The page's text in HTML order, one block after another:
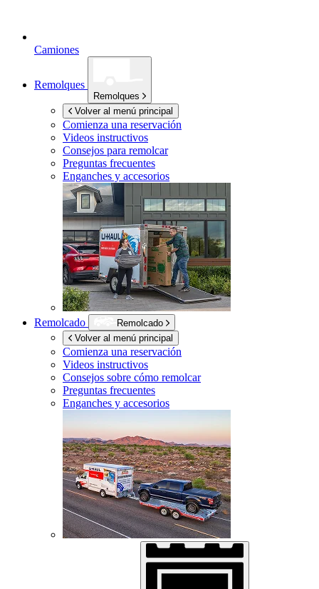
Camiones
Remolques
Remolques
Volver al menú principal
Comienza una reservación
Videos instructivos
Consejos para remolcar
Preguntas frecuentes
Enganches y accesorios
Remolcado
Remolcado
Volver al menú principal
Comienza una reservación
Videos instructivos
Consejos sobre cómo remolcar
Preguntas frecuentes
Enganches y accesorios